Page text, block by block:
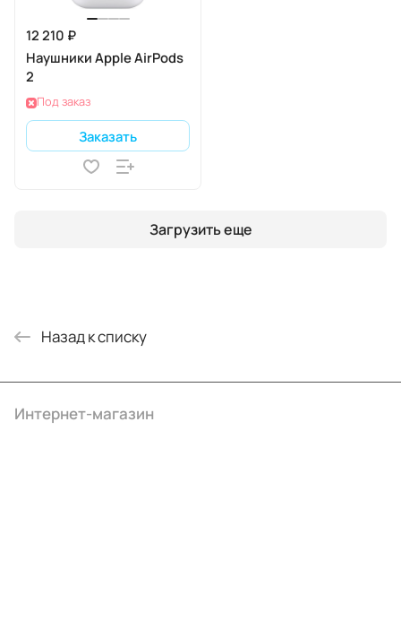
12 210 ₽
Наушники Apple AirPods
2
Под заказ
Заказать
Загрузить еще
Назад к списку
Интернет-магазин